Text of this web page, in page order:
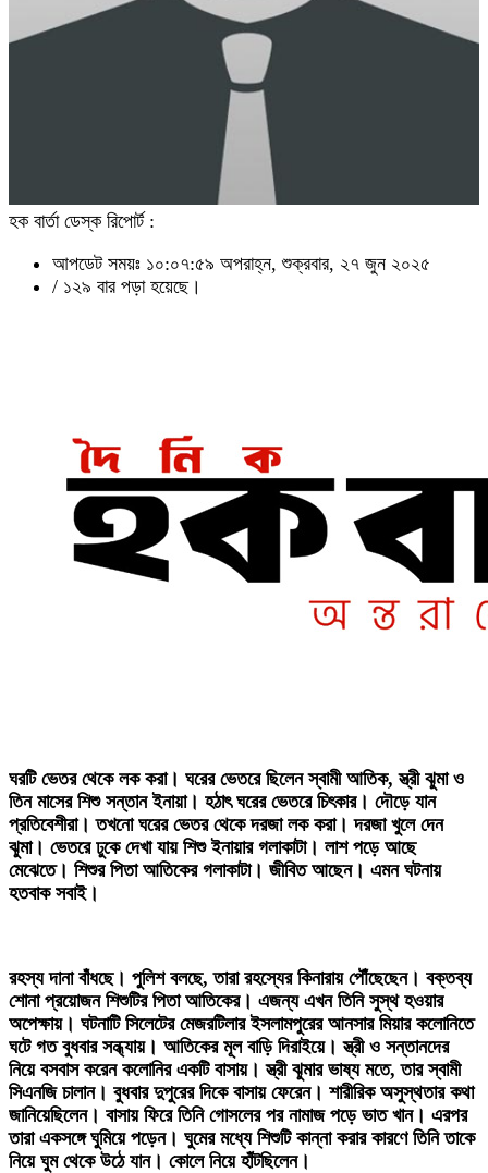
হক বার্তা ডেস্ক রিপোর্ট :
আপডেট সময়ঃ ১০:০৭:৫৯ অপরাহ্ন, শুক্রবার, ২৭ জুন ২০২৫
/ ১২৯ বার পড়া হয়েছে।
‎ঘরটি ভেতর থেকে লক করা। ঘরের ভেতরে ছিলেন স্বামী আতিক, স্ত্রী ঝুমা ও
তিন মাসের শিশু সন্তান ইনায়া। হঠাৎ ঘরের ভেতরে চিৎকার। দৌড়ে যান
প্রতিবেশীরা। তখনো ঘরের ভেতর থেকে দরজা লক করা। দরজা খুলে দেন
ঝুমা। ভেতরে ঢুকে দেখা যায় শিশু ইনায়ার গলাকাটা। লাশ পড়ে আছে
মেঝেতে। শিশুর পিতা আতিকের গলাকাটা। জীবিত আছেন। এমন ঘটনায়
হতবাক সবাই।
‎রহস্য দানা বাঁধছে। পুলিশ বলছে, তারা রহস্যের কিনারায় পৌঁছেছেন। বক্তব্য
শোনা প্রয়োজন শিশুটির পিতা আতিকের। এজন্য এখন তিনি সুস্থ হওয়ার
অপেক্ষায়। ঘটনাটি সিলেটের মেজরটিলার ইসলামপুরের আনসার মিয়ার কলোনিতে
ঘটে গত বুধবার সন্ধ্যায়। আতিকের মূল বাড়ি দিরাইয়ে। স্ত্রী ও সন্তানদের
নিয়ে বসবাস করেন কলোনির একটি বাসায়। স্ত্রী ঝুমার ভাষ্য মতে, তার স্বামী
সিএনজি চালান। বুধবার দুপুরের দিকে বাসায় ফেরেন। শারীরিক অসুস্থতার কথা
জানিয়েছিলেন। বাসায় ফিরে তিনি গোসলের পর নামাজ পড়ে ভাত খান। এরপর
তারা একসঙ্গে ঘুমিয়ে পড়েন। ঘুমের মধ্যে শিশুটি কান্না করার কারণে তিনি তাকে
নিয়ে ঘুম থেকে উঠে যান। কোলে নিয়ে হাঁটছিলেন।